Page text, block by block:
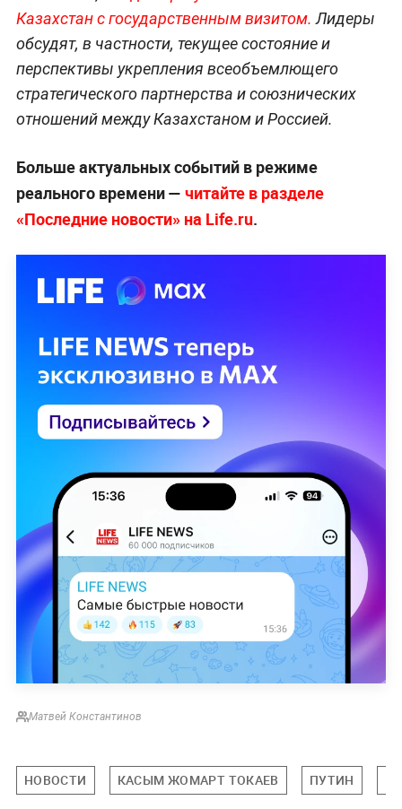
Казахстан с государственным визитом. Лидеры
обсудят, в частности, текущее состояние и
перспективы укрепления всеобъемлющего
стратегического партнерства и союзнических
отношений между Казахстаном и Россией.
Больше актуальных событий в режиме
реального времени — читайте в разделе
«Последние новости» на Life.ru.
Матвей Константинов
НОВОСТИ КАСЫМ ЖОМАРТ ТОКАЕВ ПУТИН